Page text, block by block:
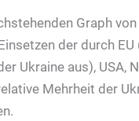
Graph
der durch
Ukraine aus), USA,
Mehrheit der